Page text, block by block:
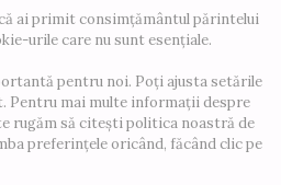
ai primit consimțământul părintelui
urile care nu sunt esențiale.
pentru noi. Poți ajusta setările
Pentru mai multe informații despre
rugăm să citești politica noastră de
preferințele oricând, făcând clic pe